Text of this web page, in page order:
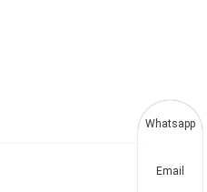
Whatsapp
Email